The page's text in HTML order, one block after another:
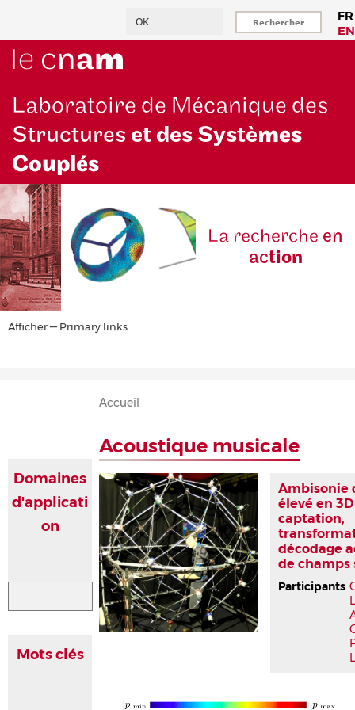
principal
FR
EN
Laboratoire de Mécanique des
Structures et des Systèmes
Couplés
La recherche en
action
Primary
Afficher — Primary links
Fil
d'Ariane
Accueil
Acoustique musicale
Ambisonie
élevé en
captation,
décodage
de champs
Participants
Domaines
d'applicati
on
Mots clés